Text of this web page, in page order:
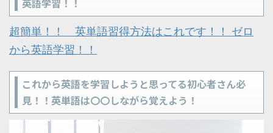
超簡単！！ 英単語習得方法はこれです！！ ゼロ
から英語学習！！
これから英語を学習しようと思ってる初心者さん必
見！！英単語は〇〇しながら覚えよう！